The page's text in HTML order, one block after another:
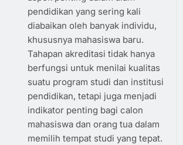
pendidikan yang sering kali
diabaikan oleh banyak individu,
khususnya mahasiswa baru.
Tahapan akreditasi tidak hanya
berfungsi untuk menilai kualitas
suatu program studi dan institusi
pendidikan, tetapi juga menjadi
indikator penting bagi calon
mahasiswa dan orang tua dalam
memilih tempat studi yang tepat.